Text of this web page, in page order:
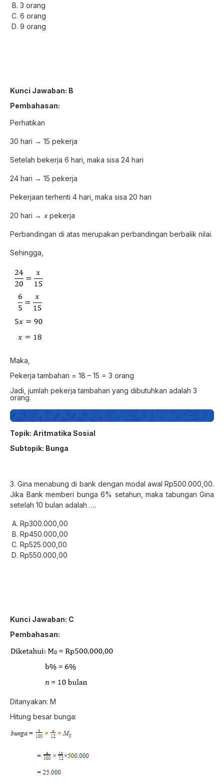
3 orang
6 orang
9 orang
Kunci Jawaban: B
Pembahasan:
Perhatikan
30 hari → 15 pekerja
Setelah bekerja 6 hari, maka sisa 24 hari
24 hari → 15 pekerja
Pekerjaan terhenti 4 hari, maka sisa 20 hari
20 hari → xpekerja
Perbandingan di atas merupakan perbandingan berbalik nilai.
Sehingga,
Maka,
Pekerja tambahan = 18 – 15 = 3 orang
Jadi, jumlah pekerja tambahan yang dibutuhkan adalah 3
orang.
Topik: Aritmatika Sosial
Subtopik: Bunga
3. Gina menabung di bank dengan modal awal Rp500.000,00.
Jika Bank memberi bunga 6% setahun, maka tabungan Gina
setelah 10 bulan adalah ….
Rp300.000,00
Rp450.000,00
Rp525.000,00
Rp550.000,00
Kunci Jawaban: C
Pembahasan:
Ditanyakan: M
Hitung besar bunga: